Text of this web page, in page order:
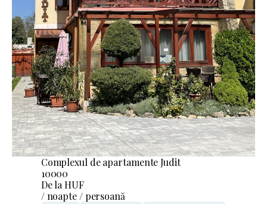
Complexul de apartamente Judit
10000
De la HUF
/ noapte / persoană